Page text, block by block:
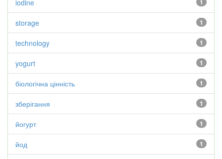
1
iodine
1
storage
1
technology
1
yogurt
1
біологічна цінність
1
зберігання
1
йогурт
1
йод